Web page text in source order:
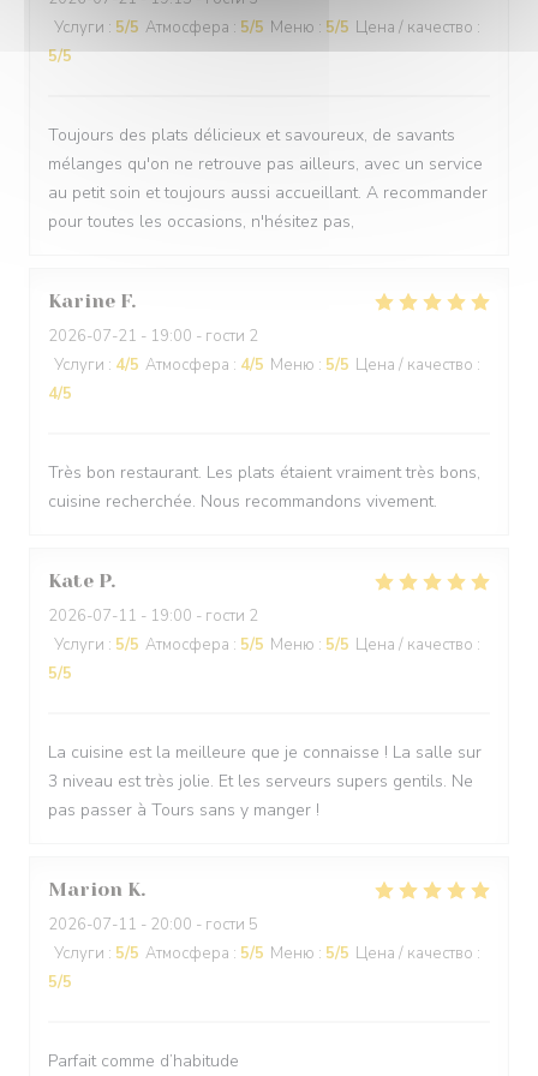
Услуги : 5/5 Атмосфера : 5/5 Меню : 5/5 Цена / качество :
5/5
Toujours des plats délicieux et savoureux, de savants
mélanges qu'on ne retrouve pas ailleurs, avec un service
au petit soin et toujours aussi accueillant. A recommander
pour toutes les occasions, n'hésitez pas,
Karine F
2026-07-21 - 19:00 - гости 2
Услуги : 4/5 Атмосфера : 4/5 Меню : 5/5 Цена / качество :
4/5
Très bon restaurant. Les plats étaient vraiment très bons,
cuisine recherchée. Nous recommandons vivement.
Kate P
2026-07-11 - 19:00 - гости 2
Услуги : 5/5 Атмосфера : 5/5 Меню : 5/5 Цена / качество :
5/5
La cuisine est la meilleure que je connaisse ! La salle sur
3 niveau est très jolie. Et les serveurs supers gentils. Ne
pas passer à Tours sans y manger !
Marion K
2026-07-11 - 20:00 - гости 5
Услуги : 5/5 Атмосфера : 5/5 Меню : 5/5 Цена / качество :
5/5
Parfait comme d’habitude